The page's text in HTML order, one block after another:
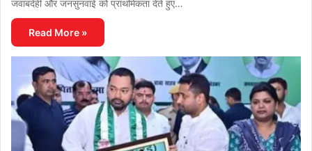
जवाबदेही और जनसुनवाई को प्राथमिकता देते हुए…
Read More »